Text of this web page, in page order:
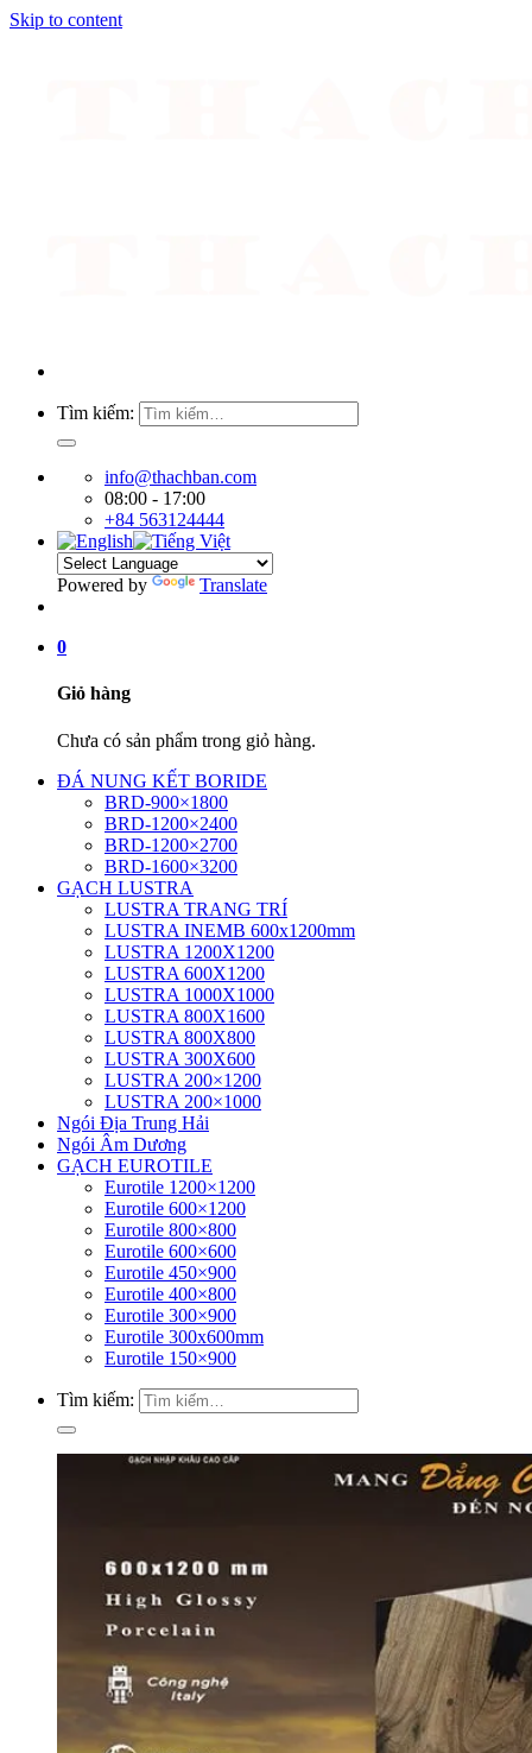
Skip to content
Tìm kiếm:
info@thachban.com
08:00 - 17:00
+84 563124444
Powered by Translate
0
Giỏ hàng
Chưa có sản phẩm trong giỏ hàng.
ĐÁ NUNG KẾT BORIDE
BRD-900×1800
BRD-1200×2400
BRD-1200×2700
BRD-1600×3200
GẠCH LUSTRA
LUSTRA TRANG TRÍ
LUSTRA INEMB 600x1200mm
LUSTRA 1200X1200
LUSTRA 600X1200
LUSTRA 1000X1000
LUSTRA 800X1600
LUSTRA 800X800
LUSTRA 300X600
LUSTRA 200×1200
LUSTRA 200×1000
Ngói Địa Trung Hải
Ngói Âm Dương
GẠCH EUROTILE
Eurotile 1200×1200
Eurotile 600×1200
Eurotile 800×800
Eurotile 600×600
Eurotile 450×900
Eurotile 400×800
Eurotile 300×900
Eurotile 300x600mm
Eurotile 150×900
Tìm kiếm: